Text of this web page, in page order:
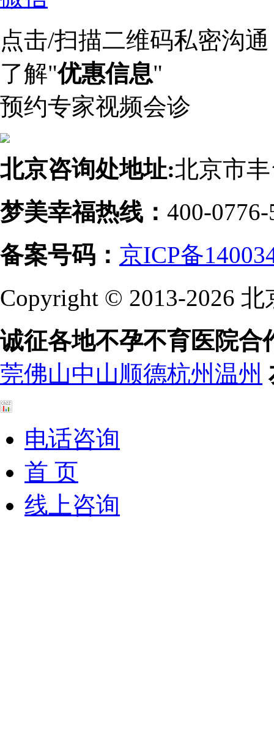
点击/扫描二维码私密沟通
了解"优惠信息"
预约专家视频会诊
北京咨询处地址:北京市
梦美幸福热线： 400-0776-
备案号码： 京ICP备
Copyright © 2013-2026
诚征各地不孕不育医院合
莞佛山中山顺德杭州温州
电话咨询
首 页
线上咨询